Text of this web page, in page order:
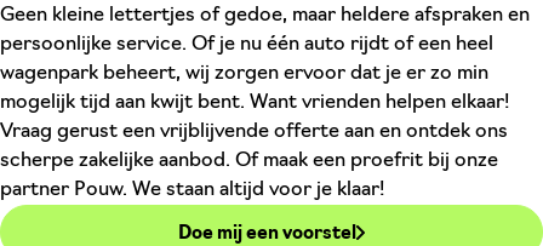
Geen kleine lettertjes of gedoe, maar heldere afspraken en
persoonlijke service. Of je nu één auto rijdt of een heel
wagenpark beheert, wij zorgen ervoor dat je er zo min
mogelijk tijd aan kwijt bent. Want vrienden helpen elkaar!
Vraag gerust een vrijblijvende offerte aan en ontdek ons
scherpe zakelijke aanbod. Of maak een proefrit bij onze
partner Pouw. We staan altijd voor je klaar!
Doe mij een voorstel